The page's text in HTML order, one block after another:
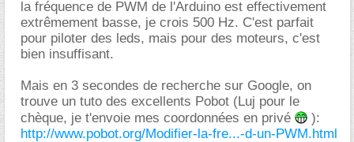
la fréquence de PWM de l'Arduino est effectivement
extrêmement basse, je crois 500 Hz. C'est parfait
pour piloter des leds, mais pour des moteurs, c'est
bien insuffisant.
Mais en 3 secondes de recherche sur Google, on
trouve un tuto des excellents Pobot (Luj pour le
chèque, je t'envoie mes coordonnées en privé
):
http://www.pobot.org/Modifier-la-fre...-d-un-PWM.html